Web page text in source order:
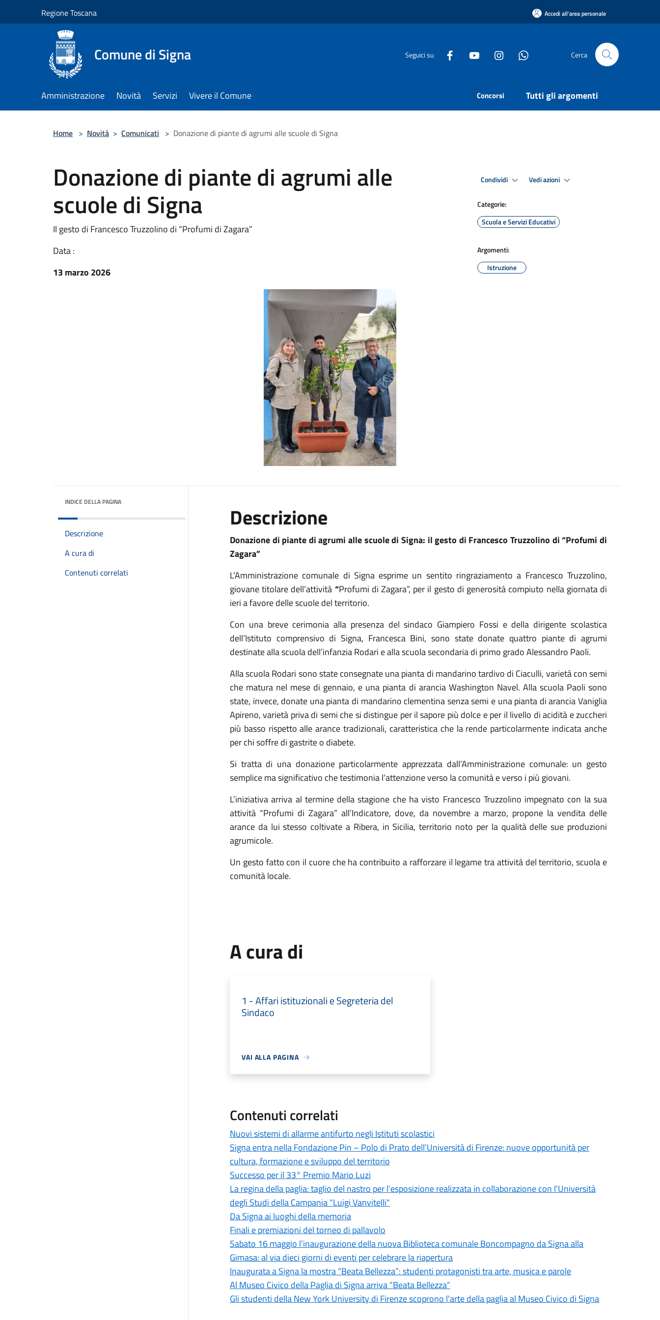
Regione Toscana Accedi all'area personale
Comune di Signa Seguici su Cerca
Amministrazione Novità Servizi Vivere il Comune Concorsi Tutti gli argomenti
Home > Novità > Comunicati > Donazione di piante di agrumi alle scuole di Signa
Donazione di piante di agrumi alle
scuole di Signa
Il gesto di Francesco Truzzolino di “Profumi di Zagara”
Data :
13 marzo 2026
Condividi Vedi azioni
Categorie:
Scuola e Servizi Educativi
Argomenti:
Istruzione
INDICE DELLA PAGINA
Descrizione
A cura di
Contenuti correlati
Descrizione
Donazione di piante di agrumi alle scuole di Signa: il gesto di Francesco Truzzolino di “Profumi di
Zagara”
L’Amministrazione comunale di Signa esprime un sentito ringraziamento a Francesco Truzzolino,
giovane titolare dell’attività “Profumi di Zagara”, per il gesto di generosità compiuto nella giornata di
ieri a favore delle scuole del territorio.
Con una breve cerimonia alla presenza del sindaco Giampiero Fossi e della dirigente scolastica
dell’Istituto comprensivo di Signa, Francesca Bini, sono state donate quattro piante di agrumi
destinate alla scuola dell’infanzia Rodari e alla scuola secondaria di primo grado Alessandro Paoli.
Alla scuola Rodari sono state consegnate una pianta di mandarino tardivo di Ciaculli, varietà con semi
che matura nel mese di gennaio, e una pianta di arancia Washington Navel. Alla scuola Paoli sono
state, invece, donate una pianta di mandarino clementina senza semi e una pianta di arancia Vaniglia
Apireno, varietà priva di semi che si distingue per il sapore più dolce e per il livello di acidità e zuccheri
più basso rispetto alle arance tradizionali, caratteristica che la rende particolarmente indicata anche
per chi soffre di gastrite o diabete.
Si tratta di una donazione particolarmente apprezzata dall’Amministrazione comunale: un gesto
semplice ma significativo che testimonia l’attenzione verso la comunità e verso i più giovani.
L’iniziativa arriva al termine della stagione che ha visto Francesco Truzzolino impegnato con la sua
attività “Profumi di Zagara” all’Indicatore, dove, da novembre a marzo, propone la vendita delle
arance da lui stesso coltivate a Ribera, in Sicilia, territorio noto per la qualità delle sue produzioni
agrumicole.
Un gesto fatto con il cuore che ha contribuito a rafforzare il legame tra attività del territorio, scuola e
comunità locale.
A cura di
1 - Affari istituzionali e Segreteria del
Sindaco
VAI ALLA PAGINA
Contenuti correlati
Nuovi sistemi di allarme antifurto negli Istituti scolastici
Signa entra nella Fondazione Pin – Polo di Prato dell’Università di Firenze: nuove opportunità per
cultura, formazione e sviluppo del territorio
Successo per il 33° Premio Mario Luzi
La regina della paglia: taglio del nastro per l’esposizione realizzata in collaborazione con l'Università
degli Studi della Campania "Luigi Vanvitelli"
Da Signa ai luoghi della memoria
Finali e premiazioni del torneo di pallavolo
Sabato 16 maggio l’inaugurazione della nuova Biblioteca comunale Boncompagno da Signa alla
Gimasa: al via dieci giorni di eventi per celebrare la riapertura
Inaugurata a Signa la mostra “Beata Bellezza”: studenti protagonisti tra arte, musica e parole
Al Museo Civico della Paglia di Signa arriva “Beata Bellezza”
Gli studenti della New York University di Firenze scoprono l’arte della paglia al Museo Civico di Signa